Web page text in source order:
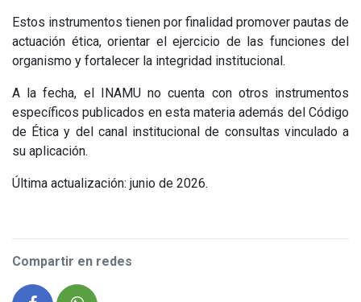
Estos instrumentos tienen por finalidad promover pautas de
actuación ética, orientar el ejercicio de las funciones del
organismo y fortalecer la integridad institucional.
A la fecha, el INAMU no cuenta con otros instrumentos
específicos publicados en esta materia además del Código
de Ética y del canal institucional de consultas vinculado a
su aplicación.
Última actualización: junio de 2026.
Compartir en redes